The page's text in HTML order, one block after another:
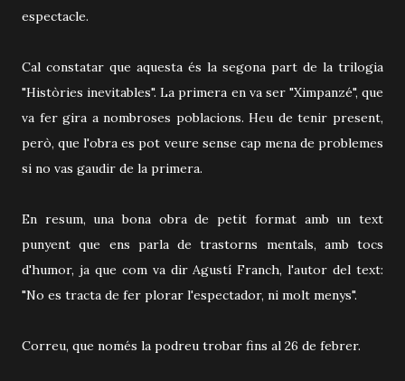
espectacle.
Cal constatar que aquesta és la segona part de la trilogia
"Històries inevitables". La primera en va ser "Ximpanzé", que
va fer gira a nombroses poblacions. Heu de tenir present,
però, que l'obra es pot veure sense cap mena de problemes
si no vas gaudir de la primera.
En resum, una bona obra de petit format amb un text
punyent que ens parla de trastorns mentals, amb tocs
d'humor, ja que com va dir Agustí Franch, l'autor del text:
"No es tracta de fer plorar l'espectador, ni molt menys".
Correu, que només la podreu trobar fins al 26 de febrer.